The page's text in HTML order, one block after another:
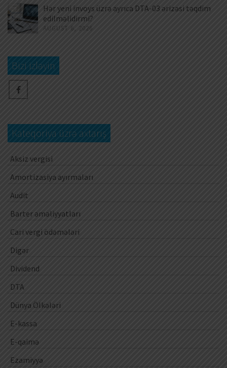
Hər yeni invoys üzrə ayrıca DTA-03 ərizəsi təqdim
edilməlidirmi?
AUGUST 6, 2026
Bizi izləyin
Kateqoriya üzrə axtarış
Aksiz vergisi
Amortizasiya ayırmaları
Audit
Barter əməliyyatları
Cari vergi ödəmələri
Digər
Dividend
DTA
Dünya Ölkələri
E-kassa
E-qaimə
Ezamiyyə